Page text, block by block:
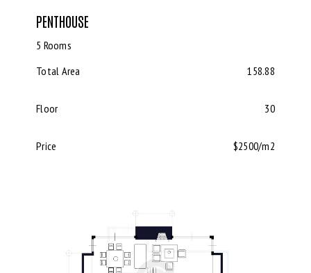
PENTHOUSE
5 Rooms
Total Area
158.88
Floor 30
Price $2500/m2